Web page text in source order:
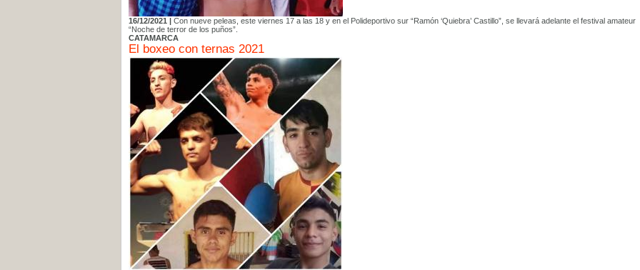
16/12/2021 | Con nueve peleas, este viernes 17 a las 18 y en el Polideportivo sur “Ramón ‘Quiebra’ Castillo”, se llevará adelante el festival amateur
“Noche de terror de los puños”.
CATAMARCA
El boxeo con ternas 2021